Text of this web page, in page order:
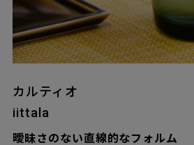
カルティオ
iittala
曖昧さのない直線的なフォルム